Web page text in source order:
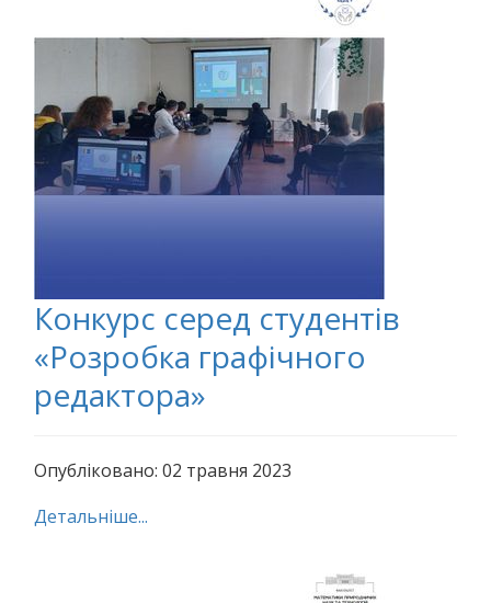
Конкурс серед студентів
«Розробка графічного
редактора»
Опубліковано: 02 травня 2023
Детальніше...